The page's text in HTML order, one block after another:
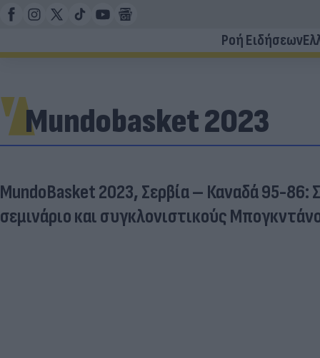
Ροή Ειδήσεων
Mundobasket 2023
MundoBasket 2023, Σερβία – Καναδά 95-86:
σεμινάριο και συγκλονιστικούς